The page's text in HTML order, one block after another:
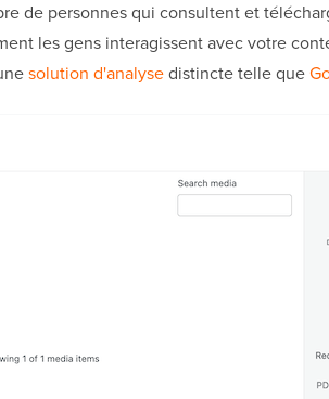
de personnes qui consultent et
les gens interagissent avec votre
solution d'analysedistincte telle que